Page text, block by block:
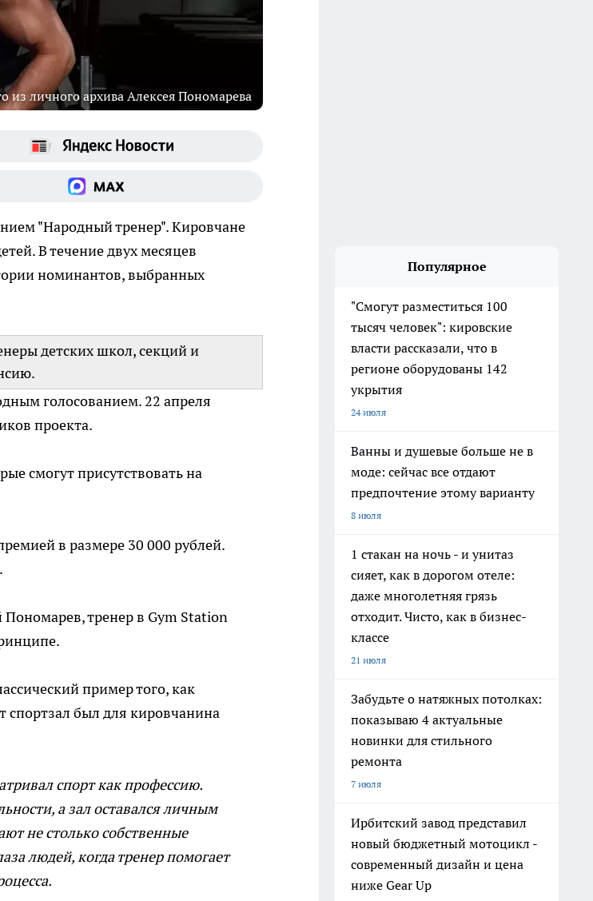
из личного архива Алексея Пономарева
"Народный тренер". Кировчане
В течение двух месяцев
номинантов, выбранных
детских школ, секций и
голосованием. 22 апреля
проекта.
смогут присутствовать на
в размере 30 000 рублей.
тренер в Gym Station
пример того, как
спортзал был для кировчанина
спорт как профессию.
а зал оставался личным
не столько собственные
людей, когда тренер помогает
Популярное
"Смогут разместиться 100
тысяч человек": кировские
власти рассказали, что в
регионе оборудованы 142
укрытия
24 июля
Ванны и душевые больше не в
моде: сейчас все отдают
предпочтение этому варианту
8 июля
1 стакан на ночь - и унитаз
сияет, как в дорогом отеле:
даже многолетняя грязь
отходит. Чисто, как в бизнес-
классе
21 июля
Забудьте о натяжных потолках:
показываю 4 актуальные
новинки для стильного
ремонта
7 июля
Ирбитский завод представил
новый бюджетный мотоцикл -
современный дизайн и цена
ниже Gear Up